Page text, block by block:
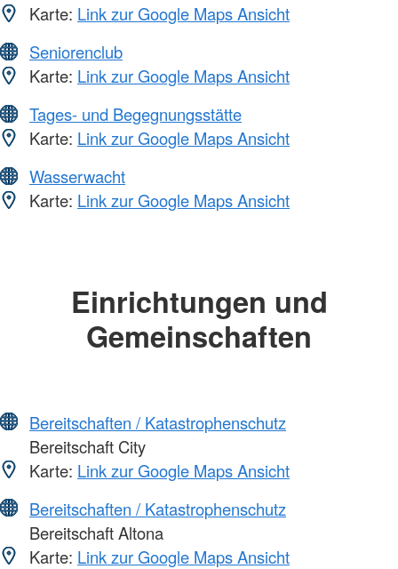
Karte: Link zur Google Maps Ansicht
Seniorenclub
Karte: Link zur Google Maps Ansicht
Tages- und Begegnungsstätte
Karte: Link zur Google Maps Ansicht
Wasserwacht
Karte: Link zur Google Maps Ansicht
Einrichtungen und
Gemeinschaften
Bereitschaften / Katastrophenschutz
Bereitschaft City
Karte: Link zur Google Maps Ansicht
Bereitschaften / Katastrophenschutz
Bereitschaft Altona
Karte: Link zur Google Maps Ansicht